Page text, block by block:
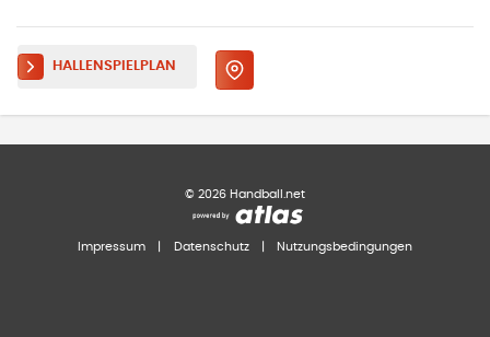
HALLENSPIELPLAN
© 2026 Handball.net
Impressum Datenschutz Nutzungsbedingungen